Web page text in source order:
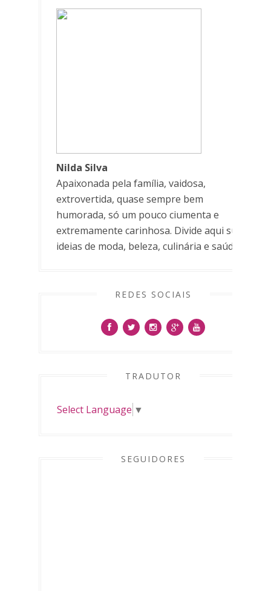
Nilda Silva
Apaixonada pela família, vaidosa,
extrovertida, quase sempre bem
humorada, só um pouco ciumenta e
extremamente carinhosa. Divide aqui suas
ideias de moda, beleza, culinária e saúde.
REDES SOCIAIS
TRADUTOR
Select Language ▼
SEGUIDORES